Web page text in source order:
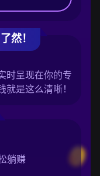
然！
时呈现在你的专
是这么清晰！
躺赚